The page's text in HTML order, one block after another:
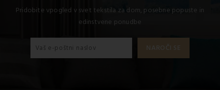
Pridobite vpogled v svet tekstila za dom, posebne popuste in
edinstvene ponudbe